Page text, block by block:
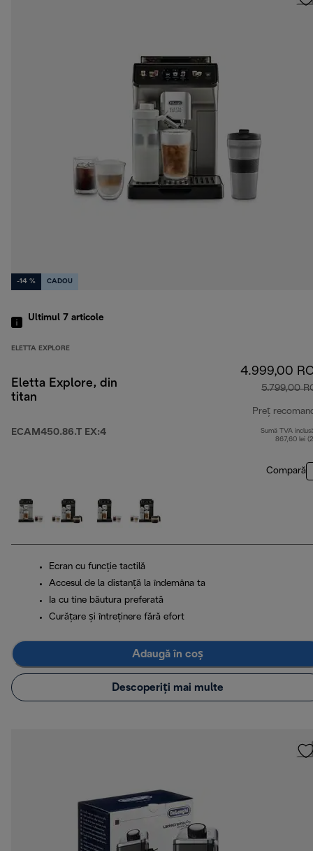
-14 % CADOU
Ultimul 7 articole
ELETTA EXPLORE
Eletta Explore, din
titan
ECAM450.86.T EX:4
4.999,00
5.799,00
Preț
Sumă TVA
867,60 lei
Compară
Ecran cu funcție tactilă
Accesul de la distanță la îndemâna ta
Ia cu tine băutura preferată
Curățare și întreținere fără efort
Adaugă în coș
Descoperiți mai multe